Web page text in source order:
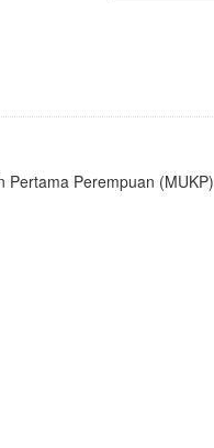
Pertama Perempuan (MUKP)